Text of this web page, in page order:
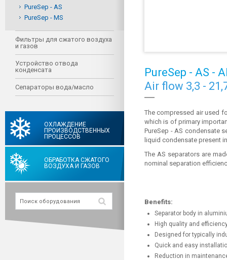
PureSep - AS
PureSep - MS
Фильтры для сжатого воздуха
и газов
Устройство отвода
конденсата
Сепараторы вода/масло
ОХЛАЖДЕНИЕ
ПРОИЗВОДСТВЕННЫХ
ПРОЦЕССОВ
ОБРАБОТКА СЖАТОГО
ВОЗДУХА И ГАЗОВ
PureSep - AS -
Air flow 3,3 -
The compressed air used
which is of primary
PureSep - AS condensate
liquid condensate present
The AS separators are
nominal separation
Benefits:
Separator body in
High quality and
Designed for typically
Quick and easy
Reduction in